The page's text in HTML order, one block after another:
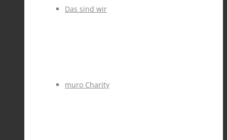
Das sind wir
muro Charity